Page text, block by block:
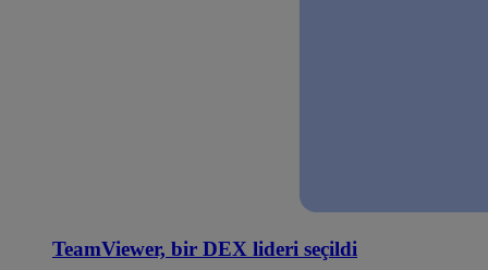
TeamViewer, bir DEX lideri seçildi